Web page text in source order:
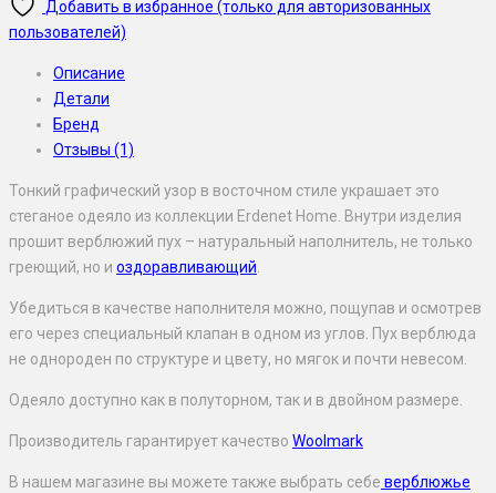
Добавить в избранное (только для авторизованных
пользователей)
Описание
Детали
Бренд
Отзывы (1)
Тонкий графический узор в восточном стиле украшает это
стеганое одеяло из коллекции Erdenet Home. Внутри изделия
прошит верблюжий пух – натуральный наполнитель, не только
греющий, но и оздоравливающий.
Убедиться в качестве наполнителя можно, пощупав и осмотрев
его через специальный клапан в одном из углов. Пух верблюда
не однороден по структуре и цвету, но мягок и почти невесом.
Одеяло доступно как в полуторном, так и в двойном размере.
Производитель гарантирует качество Woolmark
В нашем магазине вы можете также выбрать себе верблюжье